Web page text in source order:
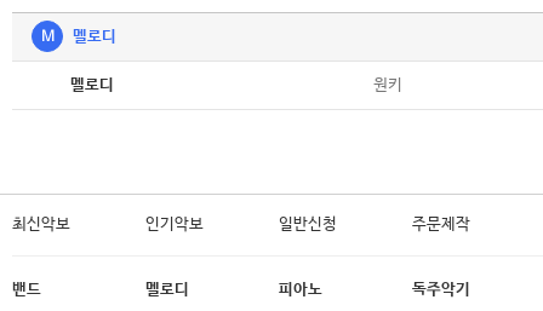
M 멜로디
멜로디 원키
최신악보 인기악보 일반신청 주문제작
밴드
멜로디
피아노
독주악기